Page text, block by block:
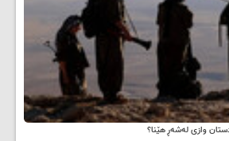
وازی لەشەڕ هێنا؟